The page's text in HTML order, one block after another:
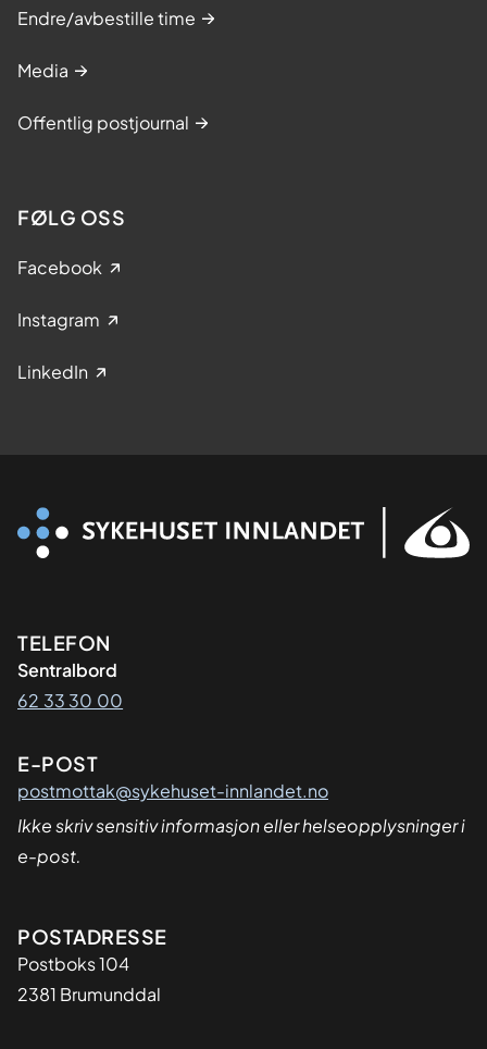
Endre/avbestille time
Media
Offentlig postjournal
FØLG OSS
Facebook
Instagram
LinkedIn
Kontaktinformasjon
TELEFON
Sentralbord
62 33 30 00
E-POST
postmottak@sykehuset-innlandet.no
Ikke skriv sensitiv informasjon eller helseopplysninger i
e-post.
Adresse
POSTADRESSE
Postboks 104
2381 Brumunddal